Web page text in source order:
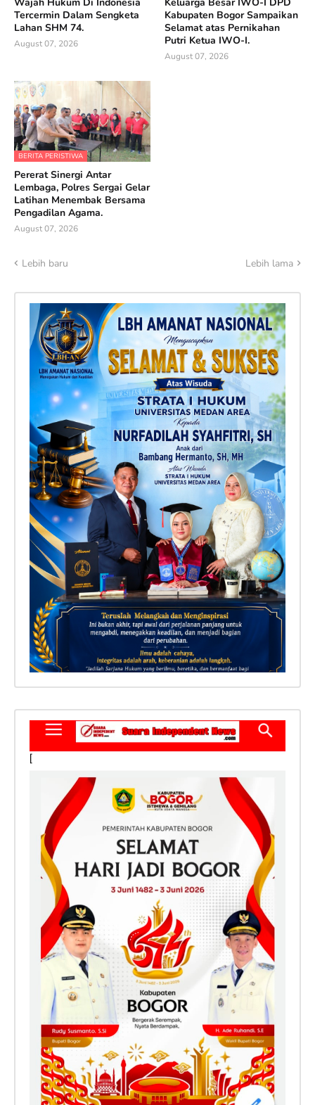
Tercermin Dalam Sengketa
Lahan SHM 74.
August 07, 2026
Kabupaten Bogor Sampaikan
Selamat atas Pernikahan
Putri Ketua IWO-I.
August 07, 2026
BERITA PERISTIWA
Pererat Sinergi Antar
Lembaga, Polres Sergai Gelar
Latihan Menembak Bersama
Pengadilan Agama.
August 07, 2026
Lebih baru Lebih lama